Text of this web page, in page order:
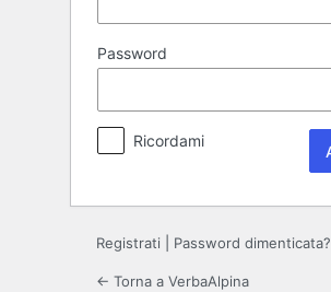
Password
Ricordami
Registrati Password dimenticata?
← Torna a VerbaAlpina